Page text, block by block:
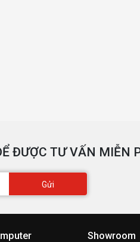
ĐƯỢC TƯ VẤN MIỄN
Gửi
Showroom